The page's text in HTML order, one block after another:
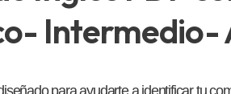
Intermedio-
para ayudarte a identificar tu